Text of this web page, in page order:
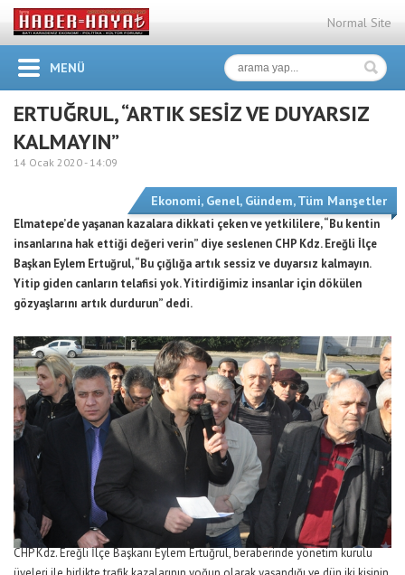
Normal Site
MENÜ
ERTUĞRUL, “ARTIK SESİZ VE DUYARSIZ
KALMAYIN”
14 Ocak 2020 - 14:09
Ekonomi, Genel, Gündem,Tüm Manşetler
Elmatepe’de yaşanan kazalara dikkati çeken ve yetkililere, “Bu kentin
insanlarına hak ettiği değeri verin” diye seslenen CHP Kdz. Ereğli İlçe
Başkan Eylem Ertuğrul, “Bu çığlığa artık sessiz ve duyarsız kalmayın.
Yitip giden canların telafisi yok. Yitirdiğimiz insanlar için dökülen
gözyaşlarını artık durdurun” dedi.
CHP Kdz. Ereğli İlçe Başkanı Eylem Ertuğrul, beraberinde yönetim kurulu